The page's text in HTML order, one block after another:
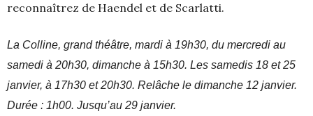
reconnaîtrez de Haendel et de Scarlatti.
La Colline, grand théâtre, mardi à 19h30, du mercredi au
samedi à 20h30, dimanche à 15h30. Les samedis 18 et 25
janvier, à 17h30 et 20h30. Relâche le dimanche 12 janvier.
Durée : 1h00. Jusqu’au 29 janvier.